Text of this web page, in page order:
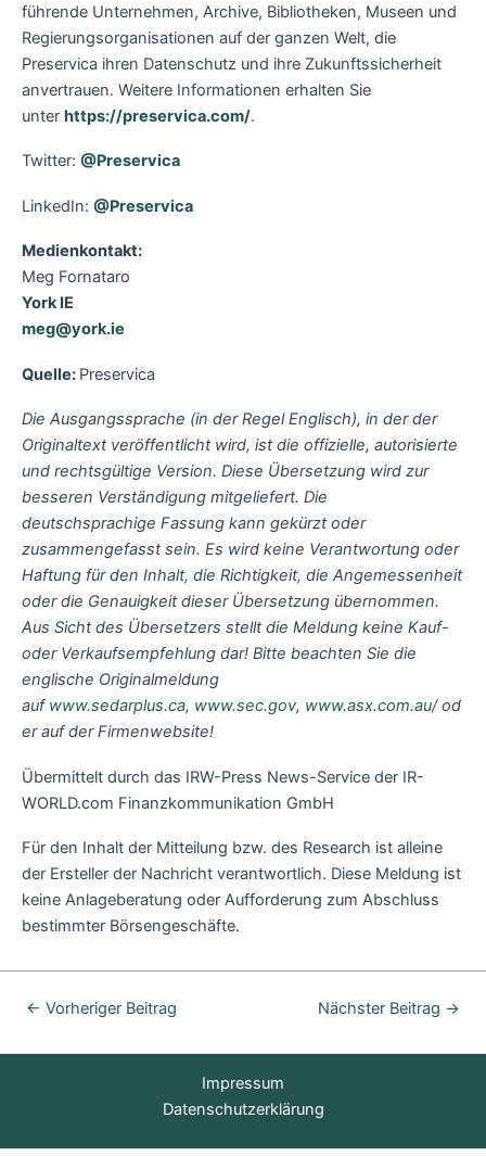
führende Unternehmen, Archive, Bibliotheken, Museen und
Regierungsorganisationen auf der ganzen Welt, die
Preservica ihren Datenschutz und ihre Zukunftssicherheit
anvertrauen. Weitere Informationen erhalten Sie
unter https://preservica.com/.
Twitter: @Preservica
LinkedIn: @Preservica
Medienkontakt:
Meg Fornataro
York IE
meg@york.ie
Quelle: Preservica
Die Ausgangssprache (in der Regel Englisch), in der der
Originaltext veröffentlicht wird, ist die offizielle, autorisierte
und rechtsgültige Version. Diese Übersetzung wird zur
besseren Verständigung mitgeliefert. Die
deutschsprachige Fassung kann gekürzt oder
zusammengefasst sein. Es wird keine Verantwortung oder
Haftung für den Inhalt, die Richtigkeit, die Angemessenheit
oder die Genauigkeit dieser Übersetzung übernommen.
Aus Sicht des Übersetzers stellt die Meldung keine Kauf-
oder Verkaufsempfehlung dar! Bitte beachten Sie die
englische Originalmeldung
auf www.sedarplus.ca, www.sec.gov, www.asx.com.au/od
er auf der Firmenwebsite!
Übermittelt durch das IRW-Press News-Service der IR-
WORLD.com Finanzkommunikation GmbH
Für den Inhalt der Mitteilung bzw. des Research ist alleine
der Ersteller der Nachricht verantwortlich. Diese Meldung ist
keine Anlageberatung oder Aufforderung zum Abschluss
bestimmter Börsengeschäfte.
← Vorheriger Beitrag Nächster Beitrag →
Impressum
Datenschutzerklärung